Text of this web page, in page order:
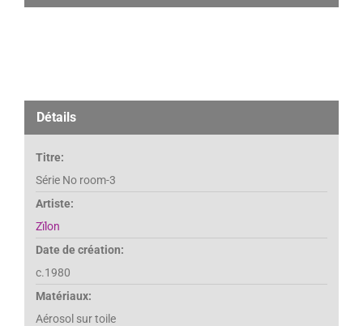
Détails
Titre:
Série No room-3
Artiste:
Zïlon
Date de création:
c.1980
Matériaux:
Aérosol sur toile